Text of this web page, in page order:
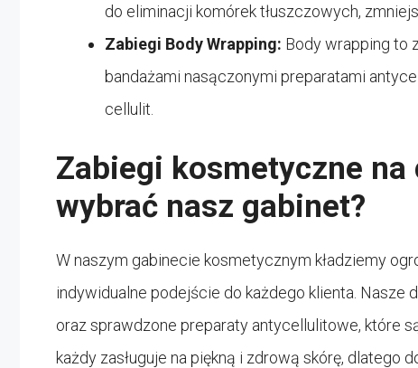
do eliminacji komórek tłuszczowych,
Zabiegi Body Wrapping: Body wrapping to
bandażami nasączonymi preparatami
cellulit.
Zabiegi kosmetyczne
wybrać nasz gabinet?
W naszym gabinecie kosmetycznym kładziemy
indywidualne podejście do każdego klienta.
oraz sprawdzone preparaty antycellulitowe, które
każdy zasługuje na piękną i zdrową skórę, dlatego